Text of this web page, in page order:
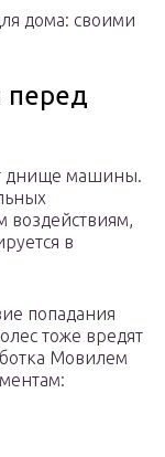
дома: своими
перед
днище машины.
в
попадания
тоже вредят
Мовилем